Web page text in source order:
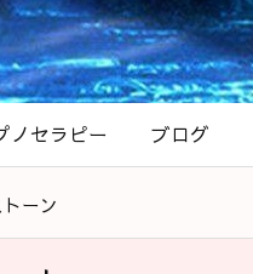
ノセラピー ブログ
ーン